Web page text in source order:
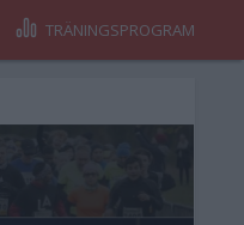
TRÄNINGSPROGRAM